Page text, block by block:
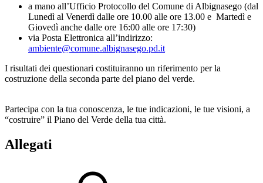
a mano all’Ufficio Protocollo del Comune di Albignasego (dal
Lunedì al Venerdì dalle ore 10.00 alle ore 13.00 e Martedì e
Giovedì anche dalle ore 16:00 alle ore 17:30)
via Posta Elettronica all’indirizzo:
ambiente@comune.albignasego.pd.it
I risultati dei questionari costituiranno un riferimento per la
costruzione della seconda parte del piano del verde.
Partecipa con la tua conoscenza, le tue indicazioni, le tue visioni, a
“costruire” il Piano del Verde della tua città.
Allegati